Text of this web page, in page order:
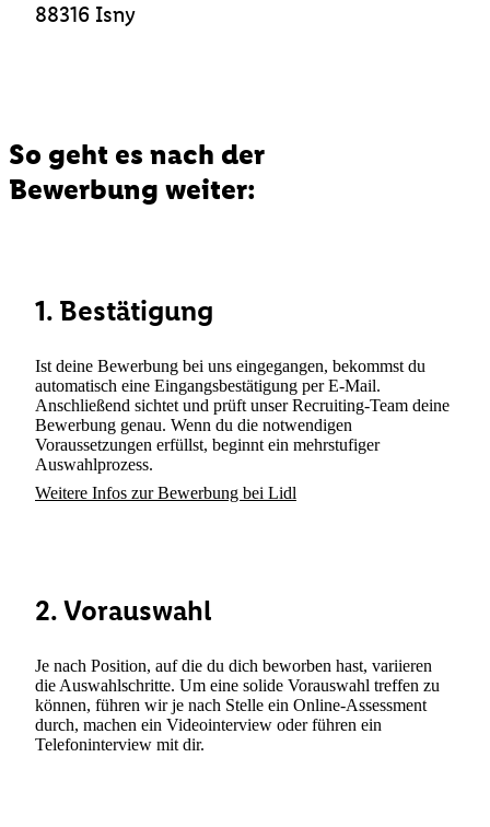
88316 Isny
So geht es nach der
Bewerbung weiter:
1. Bestätigung
Ist deine Bewerbung bei uns eingegangen, bekommst du
automatisch eine Eingangsbestätigung per E-Mail.
Anschließend sichtet und prüft unser Recruiting-Team deine
Bewerbung genau. Wenn du die notwendigen
Voraussetzungen erfüllst, beginnt ein mehrstufiger
Auswahlprozess.
Weitere Infos zur Bewerbung bei Lidl
2. Vorauswahl
Je nach Position, auf die du dich beworben hast, variieren
die Auswahlschritte. Um eine solide Vorauswahl treffen zu
können, führen wir je nach Stelle ein Online-Assessment
durch, machen ein Videointerview oder führen ein
Telefoninterview mit dir.